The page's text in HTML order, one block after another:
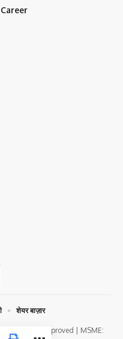
Career
News Approved | MSME:
शेयर बाज़ार